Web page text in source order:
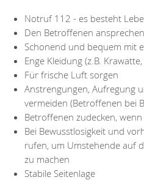
Notruf 112 - es besteht
Den Betroffenen
Schonend und bequem mit
Enge Kleidung (z.B.
Für frische Luft sorgen
Anstrengungen, Aufregung
vermeiden (Betroffenen bei
Betroffenen zudecken,
Bei Bewusstlosigkeit und
rufen, um Umstehende auf
zu machen
Stabile Seitenlage